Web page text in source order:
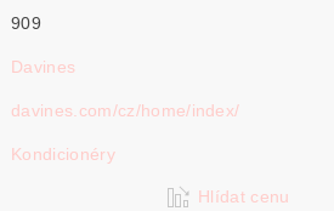
909
Davines
davines.com/cz/home/index/
Kondicionéry
Hlídat cenu